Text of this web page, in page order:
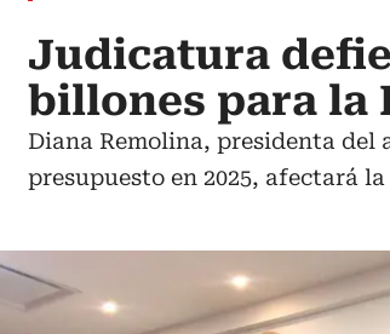
Judicatura
billones para la
Diana Remolina, presidenta del
presupuesto en 2025, afectará